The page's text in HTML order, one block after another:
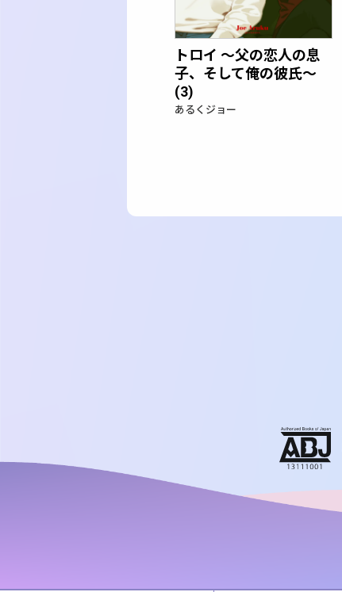
トロイ ～父の恋人の息
子、そして俺の彼氏～
(3)
あるくジョー